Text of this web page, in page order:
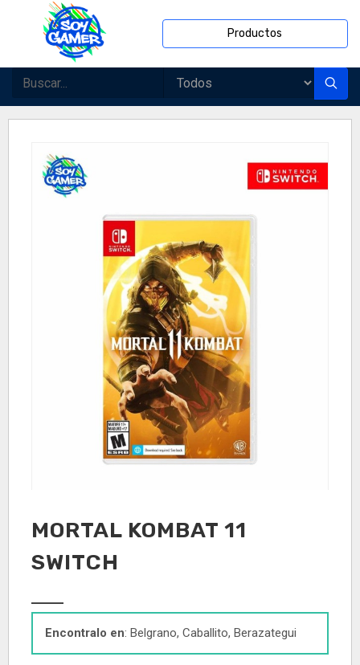
Productos
MORTAL KOMBAT 11
SWITCH
Encontralo en: Belgrano, Caballito, Berazategui